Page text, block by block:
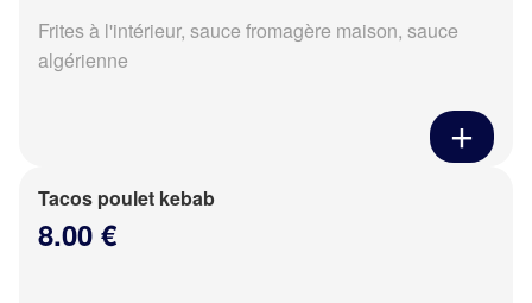
Frites à l'intérieur, sauce fromagère maison, sauce
algérienne
Tacos poulet kebab
8.00 €